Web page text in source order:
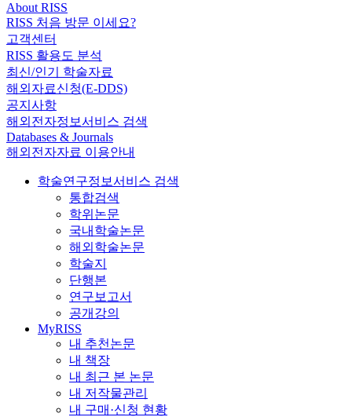
About RISS
RISS 처음 방문 이세요?
고객센터
RISS 활용도 분석
최신/인기 학술자료
해외자료신청(E-DDS)
공지사항
해외전자정보서비스 검색
Databases & Journals
해외전자자료 이용안내
학술연구정보서비스 검색
통합검색
학위논문
국내학술논문
해외학술논문
학술지
단행본
연구보고서
공개강의
MyRISS
내 추천논문
내 책장
내 최근 본 논문
내 저작물관리
내 구매·신청 현황